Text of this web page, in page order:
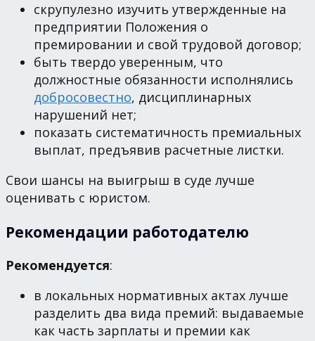
скрупулезно изучить утвержденные на
предприятии Положения о
премировании и свой трудовой договор;
быть твердо уверенным, что
должностные обязанности исполнялись
добросовестно, дисциплинарных
нарушений нет;
показать систематичность премиальных
выплат, предъявив расчетные листки.
Свои шансы на выигрыш в суде лучше
оценивать с юристом.
Рекомендации работодателю
Рекомендуется:
в локальных нормативных актах лучше
разделить два вида премий: выдаваемые
как часть зарплаты и премии как